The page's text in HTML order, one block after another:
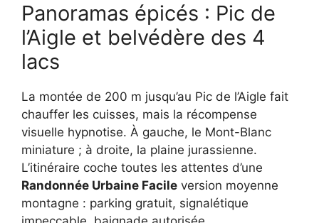
Panoramas épicés : Pic de
l’Aigle et belvédère des 4
lacs
La montée de 200 m jusqu’au Pic de l’Aigle fait
chauffer les cuisses, mais la récompense
visuelle hypnotise. À gauche, le Mont-Blanc
miniature ; à droite, la plaine jurassienne.
L’itinéraire coche toutes les attentes d’une
Randonnée Urbaine Facile version moyenne
montagne : parking gratuit, signalétique